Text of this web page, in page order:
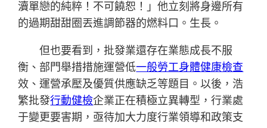
瀆單戀的純粹！不可饒恕！」他立刻將身邊所有
的過期甜甜圈丟進調節器的燃料口。生長。
但也要看到，批發業還存在業態成長不服
衡、部門舉措措施運營低一般勞工身體健康檢查
效、運營承壓及優質供應缺乏等題目。以後，浩
繁批發行動健檢企業正在積極立異轉型，行業處
于變更要害期，亟待加大力度行業領導和政策支